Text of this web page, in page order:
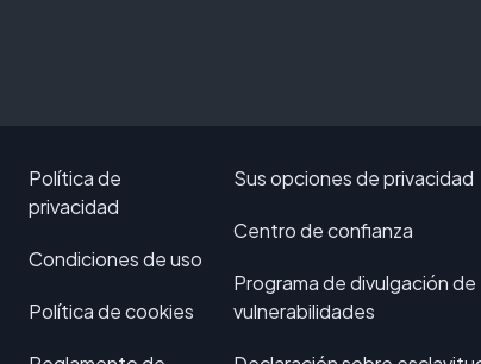
Política de
privacidad
Condiciones de uso
Política de cookies
Sus opciones de privacidad
Centro de confianza
Programa de divulgación de
vulnerabilidades